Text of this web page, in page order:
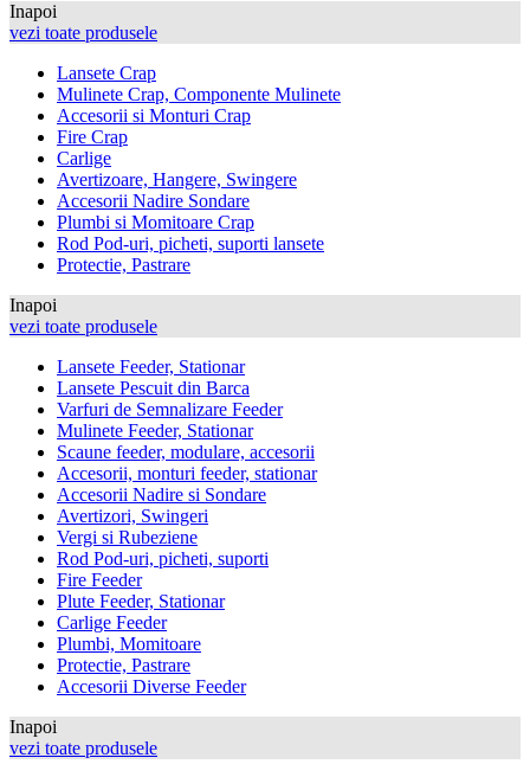
Inapoi
vezi toate produsele
Lansete Crap
Mulinete Crap, Componente Mulinete
Accesorii si Monturi Crap
Fire Crap
Carlige
Avertizoare, Hangere, Swingere
Accesorii Nadire Sondare
Plumbi si Momitoare Crap
Rod Pod-uri, picheti, suporti lansete
Protectie, Pastrare
Inapoi
vezi toate produsele
Lansete Feeder, Stationar
Lansete Pescuit din Barca
Varfuri de Semnalizare Feeder
Mulinete Feeder, Stationar
Scaune feeder, modulare, accesorii
Accesorii, monturi feeder, stationar
Accesorii Nadire si Sondare
Avertizori, Swingeri
Vergi si Rubeziene
Rod Pod-uri, picheti, suporti
Fire Feeder
Plute Feeder, Stationar
Carlige Feeder
Plumbi, Momitoare
Protectie, Pastrare
Accesorii Diverse Feeder
Inapoi
vezi toate produsele